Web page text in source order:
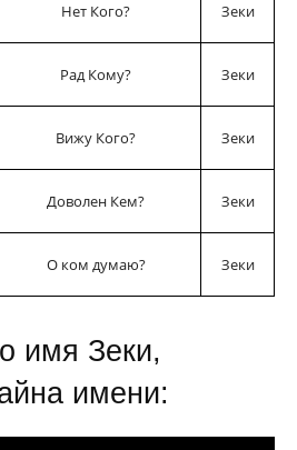
Нет Кого? Зеки
Рад Кому? Зеки
Вижу Кого? Зеки
Доволен Кем? Зеки
О ком думаю? Зеки
имени: